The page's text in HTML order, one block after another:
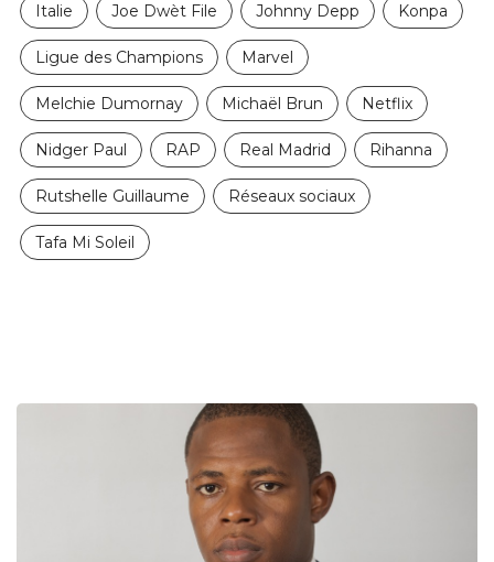
Italie Joe Dwèt File Johnny Depp Konpa
Ligue des Champions Marvel
Melchie Dumornay Michaël Brun Netflix
Nidger Paul RAP Real Madrid Rihanna
Rutshelle Guillaume Réseaux sociaux
Tafa Mi Soleil